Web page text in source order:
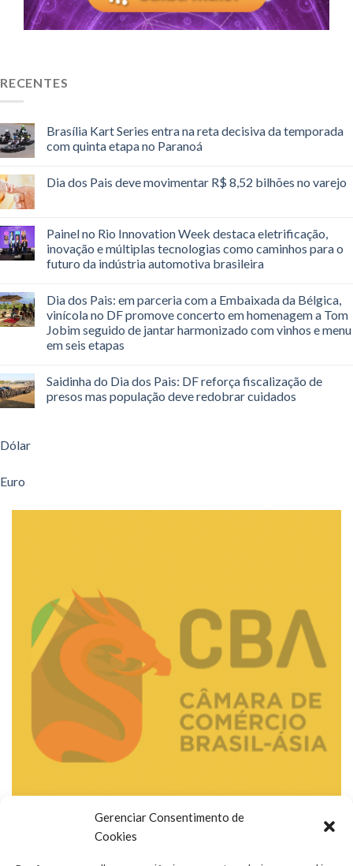
Gerenciar Consentimento de
Cookies
RECENTES
Brasília Kart Series entra na reta decisiva da temporada
com quinta etapa no Paranoá
Dia dos Pais deve movimentar R$ 8,52 bilhões no varejo
Painel no Rio Innovation Week destaca eletrificação,
inovação e múltiplas tecnologias como caminhos para o
futuro da indústria automotiva brasileira
Dia dos Pais: em parceria com a Embaixada da Bélgica,
vinícola no DF promove concerto em homenagem a Tom
Jobim seguido de jantar harmonizado com vinhos e menu
em seis etapas
Saidinha do Dia dos Pais: DF reforça fiscalização de
presos mas população deve redobrar cuidados
Dólar
Euro